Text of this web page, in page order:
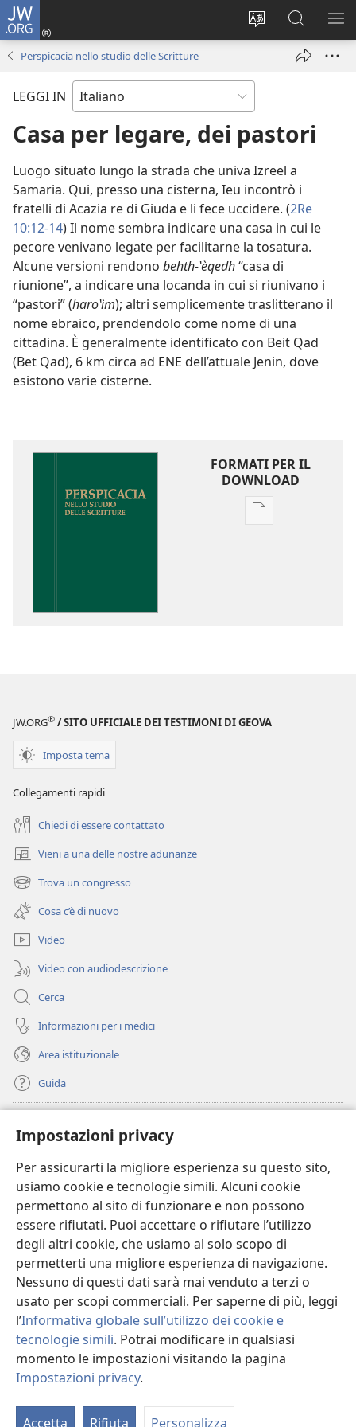
Impostazioni privacy
Per assicurarti la migliore esperienza su questo sito,
usiamo cookie e tecnologie simili. Alcuni cookie
permettono al sito di funzionare e non possono
essere rifiutati. Puoi accettare o rifiutare l’utilizzo
degli altri cookie, che usiamo al solo scopo di
permetterti una migliore esperienza di navigazione.
Nessuno di questi dati sarà mai venduto a terzi o
usato per scopi commerciali. Per saperne di più, leggi
l’Informativa globale sull’utilizzo dei cookie e
tecnologie simili. Potrai modificare in qualsiasi
momento le impostazioni visitando la pagina
Impostazioni privacy.
Accetta Rifiuta Personalizza
JW.ORG
Modificare
Accedi
(apre
finestra)
Cerca
in
JW.ORG
Perspicacia nello studio delle Scritture
LEGGI IN
Casa per legare, dei pastori
Luogo situato lungo la strada che univa Izreel a
Samaria. Qui, presso una cisterna, Ieu incontrò i
fratelli di Acazia re di Giuda e li fece uccidere. (2Re
10:12-14) Il nome sembra indicare una casa in cui le
pecore venivano legate per facilitarne la tosatura.
Alcune versioni rendono behth-ʽèqedh“casa di
riunione”, a indicare una locanda in cui si riunivano i
“pastori” (haroʽìm); altri semplicemente traslitterano il
nome ebraico, prendendolo come nome di una
cittadina. È generalmente identificato con Beit Qad
(Bet Qad), 6 km circa ad ENE dell’attuale Jenin, dove
esistono varie cisterne.
FORMATI PER IL
DOWNLOAD
Opzioni
JW.ORG® / SITO UFFICIALE DEI TESTIMONI DI GEOVA
Imposta tema
Collegamenti rapidi
Chiedi di essere contattato
Vieni a una delle nostre adunanze
(apre
una
nuova
finestra)
Trova un congresso
(apre
una
nuova
finestra)
Cosa c’è di nuovo
Video
Video con audiodescrizione
Cerca
Informazioni per i medici
Area istituzionale
Guida
(apre
una
nuova
finestra)
BIBLIOTECA ONLINE Watchtower
(apre
una
nuova
finestra)
JW Hub
(apre
una
nuova
finestra)
JW Library
Watchtower Library®
Copyright© 2026 Watch Tower Bible and Tract Society of Pennsylvania.
CONDIZIONI D’USO
|